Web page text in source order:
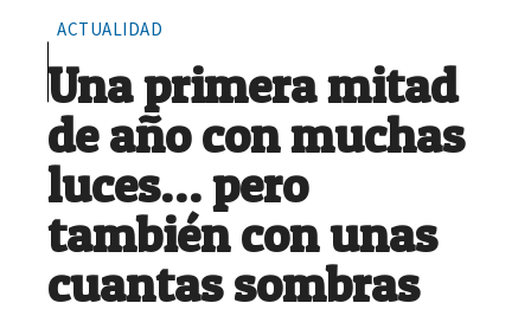
ACTUALIDAD
Una primera mitad
de año con muchas
luces… pero
también con unas
cuantas sombras